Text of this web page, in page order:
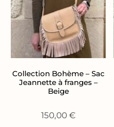
Collection Bohème – Sac
Jeannette à franges –
Beige
150,00€